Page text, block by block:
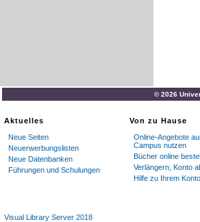
© 2026
Aktuelles
Neue Seiten
Neuerwerbungslisten
Neue Datenbanken
Führungen und Schulungen
Von zu Hause
Online-Angebote
Campus nutzen
Bücher online
Verlängern, Konto
Hilfe zu Ihrem Konto
Visual Library Server 2018